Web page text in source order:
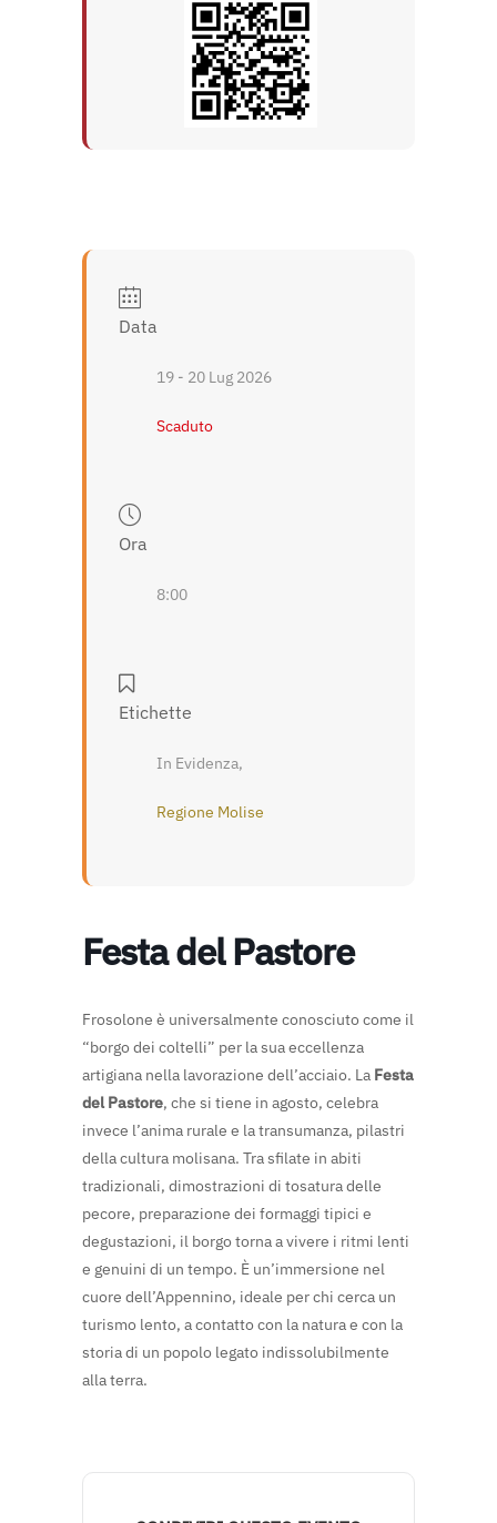
Data
19 - 20 Lug 2026
Scaduto
Ora
8:00
Etichette
In Evidenza,
Regione Molise
Festa del Pastore
Frosolone è universalmente conosciuto come il
“borgo dei coltelli” per la sua eccellenza
artigiana nella lavorazione dell’acciaio. La Festa
del Pastore, che si tiene in agosto, celebra
invece l’anima rurale e la transumanza, pilastri
della cultura molisana. Tra sfilate in abiti
tradizionali, dimostrazioni di tosatura delle
pecore, preparazione dei formaggi tipici e
degustazioni, il borgo torna a vivere i ritmi lenti
e genuini di un tempo. È un’immersione nel
cuore dell’Appennino, ideale per chi cerca un
turismo lento, a contatto con la natura e con la
storia di un popolo legato indissolubilmente
alla terra.